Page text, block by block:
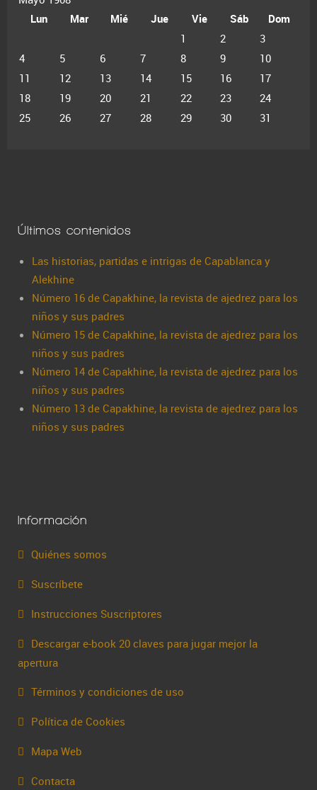
Lun
Mar Mié Jue Vie Sáb
Dom
1
2
3
4
5 6 7 8 9
10
11
12 13 14 15 16
17
18
19 20 21 22 23
24
25
26 27 28 29 30 31
Últimos contenidos
Las historias, partidas e intrigas de Capablanca y
Alekhine
Número 16 de Capakhine, la revista de ajedrez para los
niños y sus padres
Número 15 de Capakhine, la revista de ajedrez para los
niños y sus padres
Número 14 de Capakhine, la revista de ajedrez para los
niños y sus padres
Número 13 de Capakhine, la revista de ajedrez para los
niños y sus padres
Información
Quiénes somos
Suscríbete
Instrucciones Suscriptores
Descargar e-book 20 claves para jugar mejor la
apertura
Términos y condiciones de uso
Política de Cookies
Mapa Web
Contacta